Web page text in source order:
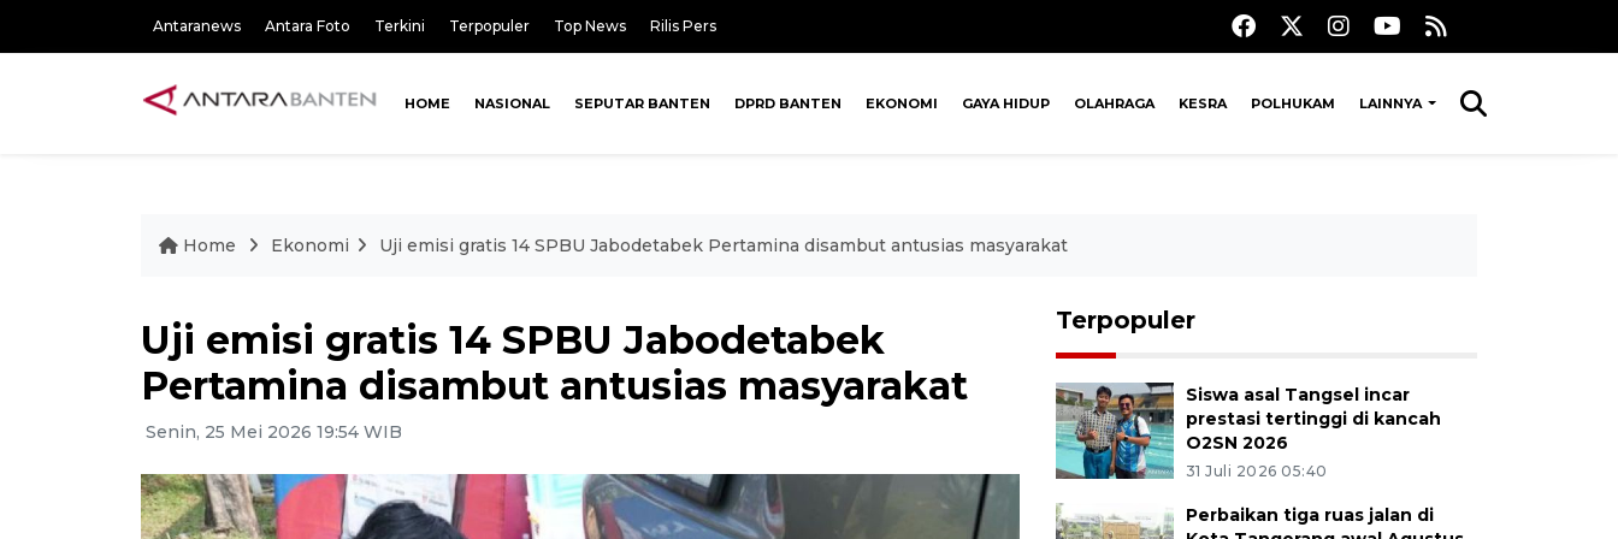
Antaranews Antara Foto Terkini Terpopuler Top News Rilis Pers
HOME NASIONAL SEPUTAR BANTEN DPRD BANTEN EKONOMI GAYA HIDUP OLAHRAGA KESRA POLHUKAM LAINNYA
Home Ekonomi Uji emisi gratis 14 SPBU Jabodetabek Pertamina disambut antusias masyarakat
Uji emisi gratis 14 SPBU Jabodetabek
Pertamina disambut antusias masyarakat
Senin, 25 Mei 2026 19:54 WIB
Terpopuler
Siswa asal Tangsel incar
prestasi tertinggi di kancah
O2SN 2026
31 Juli 2026 05:40
Perbaikan tiga ruas jalan di